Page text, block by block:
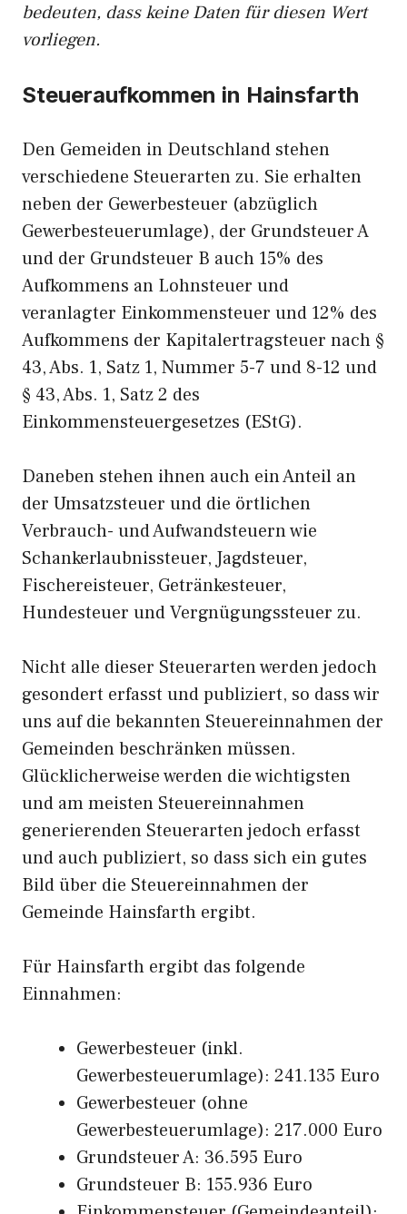
bedeuten, dass keine Daten für diesen Wert
vorliegen.
Steueraufkommen in Hainsfarth
Den Gemeiden in Deutschland stehen
verschiedene Steuerarten zu. Sie erhalten
neben der Gewerbesteuer (abzüglich
Gewerbesteuerumlage), der Grundsteuer A
und der Grundsteuer B auch 15% des
Aufkommens an Lohnsteuer und
veranlagter Einkommensteuer und 12% des
Aufkommens der Kapitalertragsteuer nach §
43, Abs. 1, Satz 1, Nummer 5-7 und 8-12 und
§ 43, Abs. 1, Satz 2 des
Einkommensteuergesetzes (EStG).
Daneben stehen ihnen auch ein Anteil an
der Umsatzsteuer und die örtlichen
Verbrauch- und Aufwandsteuern wie
Schankerlaubnissteuer, Jagdsteuer,
Fischereisteuer, Getränkesteuer,
Hundesteuer und Vergnügungssteuer zu.
Nicht alle dieser Steuerarten werden jedoch
gesondert erfasst und publiziert, so dass wir
uns auf die bekannten Steuereinnahmen der
Gemeinden beschränken müssen.
Glücklicherweise werden die wichtigsten
und am meisten Steuereinnahmen
generierenden Steuerarten jedoch erfasst
und auch publiziert, so dass sich ein gutes
Bild über die Steuereinnahmen der
Gemeinde Hainsfarth ergibt.
Für Hainsfarth ergibt das folgende
Einnahmen:
Gewerbesteuer (inkl.
Gewerbesteuerumlage): 241.135 Euro
Gewerbesteuer (ohne
Gewerbesteuerumlage): 217.000 Euro
Grundsteuer A: 36.595 Euro
Grundsteuer B: 155.936 Euro